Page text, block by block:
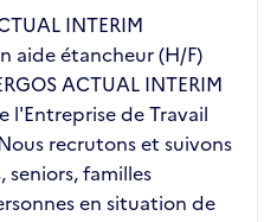
INTERIM
aide étancheur (H/F)
ACTUAL INTERIM
l'Entreprise de Travail
recrutons et suivons
seniors, familles
en situation de